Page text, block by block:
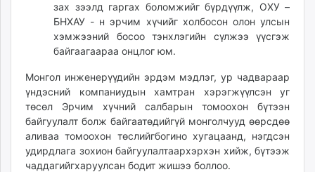
зах зээлд гаргах боломжийг бүрдүүлж, ОХУ –
БНХАУ - н эрчим хүчийг холбосон олон улсын
хэмжээний босоо тэнхлэгийн сүлжээ үүсгэж
байгаагаараа онцлог юм.
Монгол инженерүүдийн эрдэм мэдлэг, ур чадвараар
үндэсний компаниудын хамтран хэрэгжүүлсэн уг
төсөл Эрчим хүчний салбарын томоохон бүтээн
байгуулалт болж байгаатөдийгүй монголчууд өөрсдөө
аливаа томоохон төслийгбогино хугацаанд, нэгдсэн
удирдлага зохион байгуулалтаархэрхэн хийж, бүтээж
чаддагийгхаруулсан бодит жишээ боллоо.